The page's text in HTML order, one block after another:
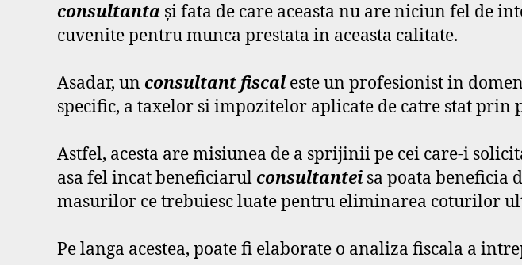
consultanta şi fata de care aceasta nu are niciun fel de
cuvenite pentru munca prestata in aceasta calitate.
Asadar, un consultant fiscal este un profesionist in
specific, a taxelor si impozitelor aplicate de catre stat prin
Astfel, acesta are misiunea de a sprijinii pe cei care-i
asa fel incat beneficiarulconsultantei sa poata beneficia
masurilor ce trebuiesc luate pentru eliminarea coturilor
Pe langa acestea, poate fi elaborate o analiza fiscala a